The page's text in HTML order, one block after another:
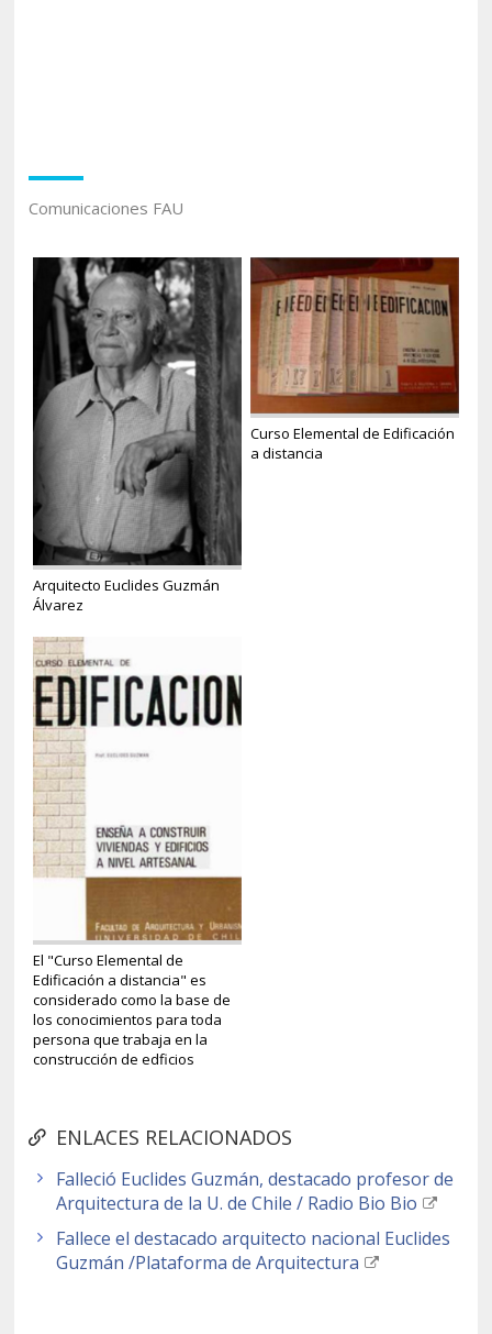
Arquitecto Euclides Guzmán
Álvarez
Curso Elemental de Edificación
a distancia
El "Curso Elemental de
Edificación a distancia" es
considerado como la base de
los conocimientos para toda
persona que trabaja en la
construcción de edficios
ENLACES RELACIONADOS
Falleció Euclides Guzmán, destacado profesor de
Arquitectura de la U. de Chile / Radio Bio Bio
Fallece el destacado arquitecto nacional Euclides
Guzmán /Plataforma de Arquitectura
Comunicaciones FAU